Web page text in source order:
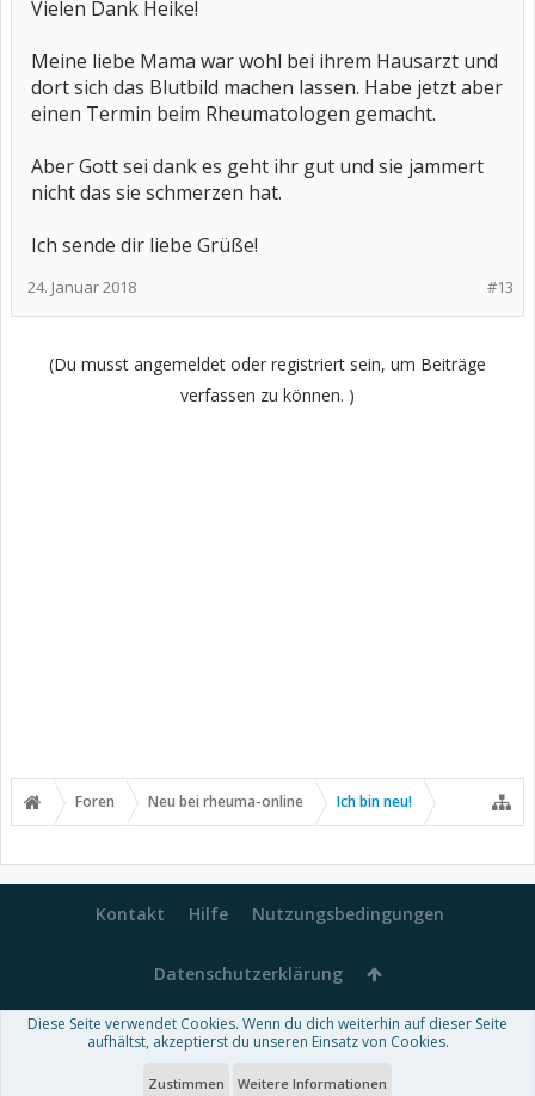
Vielen Dank Heike!
Meine liebe Mama war wohl bei ihrem Hausarzt und
dort sich das Blutbild machen lassen. Habe jetzt aber
einen Termin beim Rheumatologen gemacht.
Aber Gott sei dank es geht ihr gut und sie jammert
nicht das sie schmerzen hat.
Ich sende dir liebe Grüße!
#13
24. Januar 2018
(Du musst angemeldet oder registriert sein, um Beiträge
verfassen zu können. )
Foren Neu bei rheuma-online Ich bin neu!
Kontakt Hilfe Nutzungsbedingungen
Datenschutzerklärung
Forum software by XenForo™-Deutsch von xenDach
Theme designed byThemeHouse
Diese Seite verwendet Cookies. Wenn du dich weiterhin auf dieser Seite
aufhältst, akzeptierst du unseren Einsatz von Cookies.
Zustimmen Weitere Informationen